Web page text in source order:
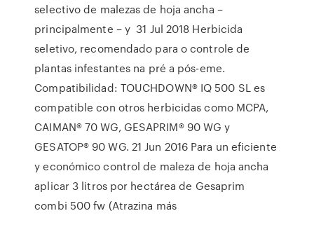
selectivo de malezas de hoja ancha –
principalmente – y 31 Jul 2018 Herbicida
seletivo, recomendado para o controle de
plantas infestantes na pré a pós-eme.
Compatibilidad: TOUCHDOWN® IQ 500 SL es
compatible con otros herbicidas como MCPA,
CAIMAN® 70 WG, GESAPRIM® 90 WG y
GESATOP® 90 WG. 21 Jun 2016 Para un eficiente
y económico control de maleza de hoja ancha
aplicar 3 litros por hectárea de Gesaprim
combi 500 fw (Atrazina más